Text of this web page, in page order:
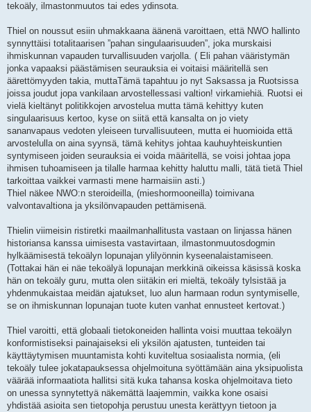
tekoäly, ilmastonmuutos tai edes ydinsota.
Thiel on noussut esiin uhmakkaana äänenä varoittaen, että NWO hallinto
synnyttäisi totalitaarisen ”pahan singulaarisuuden”, joka murskaisi
ihmiskunnan vapauden turvallisuuden varjolla. ( Eli pahan vääristymän
jonka vapaaksi päästämisen seurauksia ei voitaisi määritellä sen
äärettömyyden takia, muttaTämä tapahtuu jo nyt Saksassa ja Ruotsissa
joissa joudut jopa vankilaan arvostellessasi valtion! virkamiehiä. Ruotsi ei
vielä kieltänyt politikkojen arvostelua mutta tämä kehittyy kuten
singulaarisuus kertoo, kyse on siitä että kansalta on jo viety
sananvapaus vedoten yleiseen turvallisuuteen, mutta ei huomioida että
arvostelulla on aina syynsä, tämä kehitys johtaa kauhuyhteiskuntien
syntymiseen joiden seurauksia ei voida määritellä, se voisi johtaa jopa
ihmisen tuhoamiseen ja tilalle harmaa kehitty haluttu malli, tätä tietä Thiel
tarkoittaa vaikkei varmasti mene harmaisiin asti.)
Thiel näkee NWO:n steroideilla, (mieshormooneilla) toimivana
valvontavaltiona ja yksilönvapauden pettämisenä.
Thielin viimeisin ristiretki maailmanhallitusta vastaan ​​on linjassa hänen
historiansa kanssa uimisesta vastavirtaan, ilmastonmuutosdogmin
hylkäämisestä tekoälyn lopunajan ylilyönnin kyseenalaistamiseen.
(Tottakai hän ei näe tekoälyä lopunajan merkkinä oikeissa käsissä koska
hän on tekoäly guru, mutta olen siitäkin eri mieltä, tekoäly tylsistää ja
yhdenmukaistaa meidän ajatukset, luo alun harmaan rodun syntymiselle,
se on ihmiskunnan lopunajan tuote kuten vanhat ennusteet kertovat.)
Thiel varoitti, että globaali tietokoneiden hallinta voisi muuttaa tekoälyn
konformistiseksi painajaiseksi eli yksilön ajatusten, tunteiden tai
käyttäytymisen muuntamista kohti kuviteltua sosiaalista normia, (eli
tekoäly tulee jokatapauksessa ohjelmoituna syöttämään aina yksipuolista
väärää informaatiota hallitsi sitä kuka tahansa koska ohjelmoitava tieto
on unessa synnytettyä näkemättä laajemmin, vaikka kone osaisi
yhdistää asioita sen tietopohja perustuu unesta kerättyyn tietoon ja